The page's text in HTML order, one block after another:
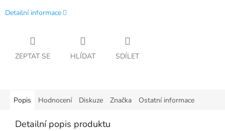
Detailní informace
ZEPTAT SE HLÍDAT SDÍLET
Popis Hodnocení Diskuze Značka Ostatní informace
Detailní popis produktu